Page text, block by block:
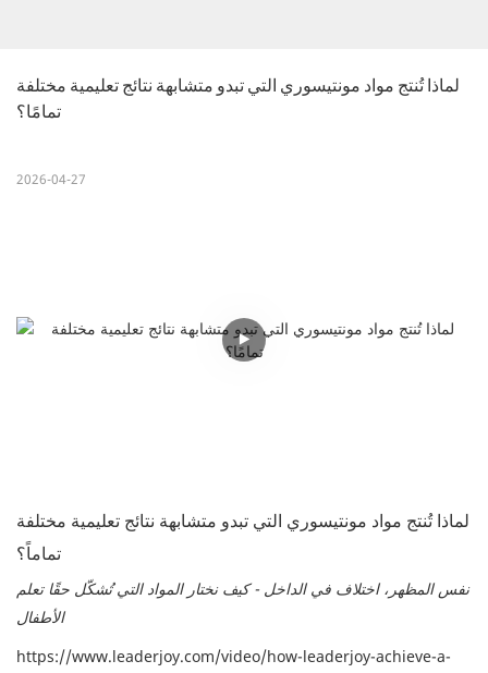
لماذا تُنتج مواد مونتيسوري التي تبدو متشابهة نتائج تعليمية مختلفة
تمامًا؟
2026-04-27
لماذا تُنتج مواد مونتيسوري التي تبدو متشابهة نتائج تعليمية مختلفة
تماماً؟
نفس المظهر، اختلاف في الداخل - كيف نختار المواد التي تُشكّل حقًا تعلم
الأطفال
https://www.leaderjoy.com/video/how-leaderjoy-achieve-a-